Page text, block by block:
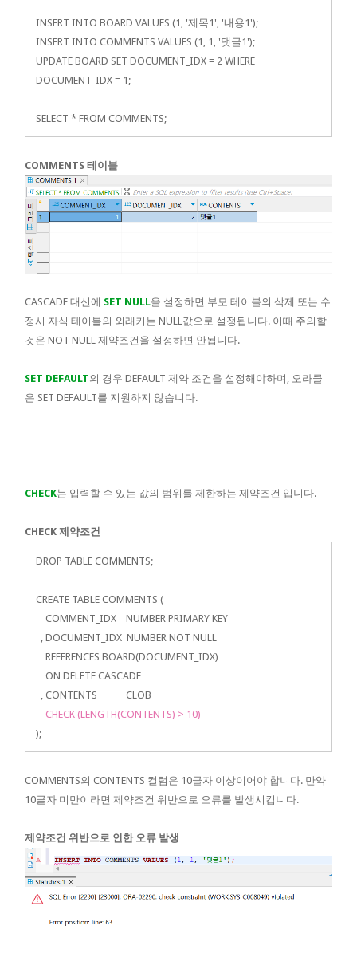
INSERT INTO BOARD VALUES (1, '제목1', '내용1');
INSERT INTO COMMENTS VALUES (1, 1, '댓글1');
UPDATE BOARD SET DOCUMENT_IDX = 2 WHERE
DOCUMENT_IDX = 1;
SELECT * FROM COMMENTS;
COMMENTS 테이블
CASCADE 대신에 SET NULL을 설정하면 부모 테이블의 삭제 또는 수
정시 자식 테이블의 외래키는 NULL값으로 설정됩니다. 이때 주의할
것은 NOT NULL 제약조건을 설정하면 안됩니다.
SET DEFAULT의 경우 DEFAULT 제약 조건을 설정해야하며, 오라클
은 SET DEFAULT를 지원하지 않습니다.
CHECK는 입력할 수 있는 값의 범위를 제한하는 제약조건 입니다.
CHECK 제약조건
DROP TABLE COMMENTS;
CREATE TABLE COMMENTS (
COMMENT_IDX NUMBER PRIMARY KEY
, DOCUMENT_IDX NUMBER NOT NULL
REFERENCES BOARD(DOCUMENT_IDX)
ON DELETE CASCADE
, CONTENTS CLOB
CHECK (LENGTH(CONTENTS) > 10)
);
COMMENTS의 CONTENTS 컬럼은 10글자 이상이어야 합니다. 만약
10글자 미만이라면 제약조건 위반으로 오류를 발생시킵니다.
제약조건 위반으로 인한 오류 발생